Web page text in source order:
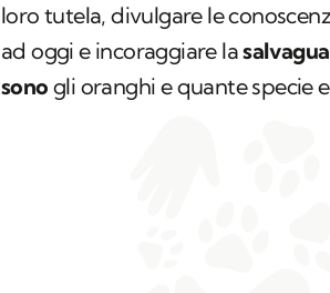
loro tutela, divulgare le
ad oggi e incoraggiare la
sono gli oranghi e quante specie